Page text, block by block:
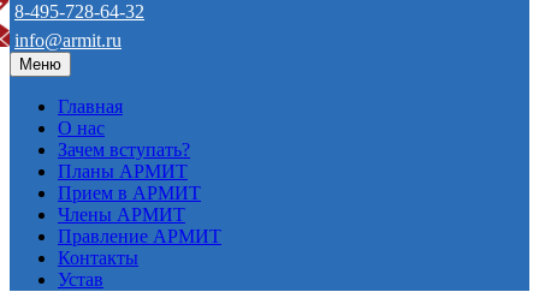
8-495-728-64-32
info@armit.ru
Меню
Главная
О нас
Зачем вступать?
Планы АРМИТ
Прием в АРМИТ
Члены АРМИТ
Правление АРМИТ
Контакты
Устав